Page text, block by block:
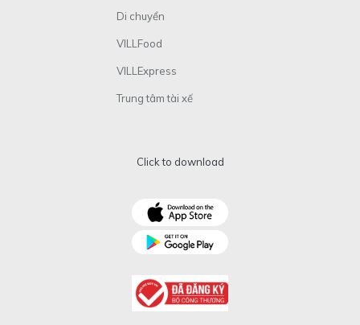
Di chuyển
VILLFood
VILLExpress
Trung tâm tài xế
Click to download